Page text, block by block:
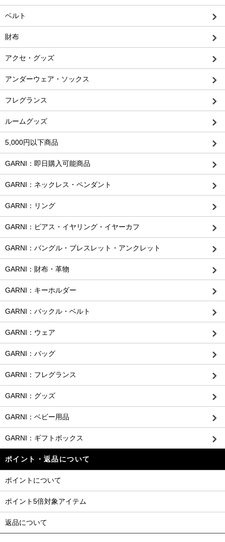
ベルト
財布
アクセ・グッズ
アンダーウェア・ソックス
フレグランス
ルームグッズ
5,000円以下商品
GARNI：即日購入可能商品
GARNI：ネックレス・ペンダント
GARNI：リング
GARNI：ピアス・イヤリング・イヤーカフ
GARNI：バングル・ブレスレット・アンクレット
GARNI：財布・革物
GARNI：キーホルダー
GARNI：バックル・ベルト
GARNI：ウェア
GARNI：バッグ
GARNI：フレグランス
GARNI：グッズ
GARNI：ベビー用品
GARNI：ギフトボックス
ポイント・返品について
ポイントについて
ポイント5倍対象アイテム
返品について